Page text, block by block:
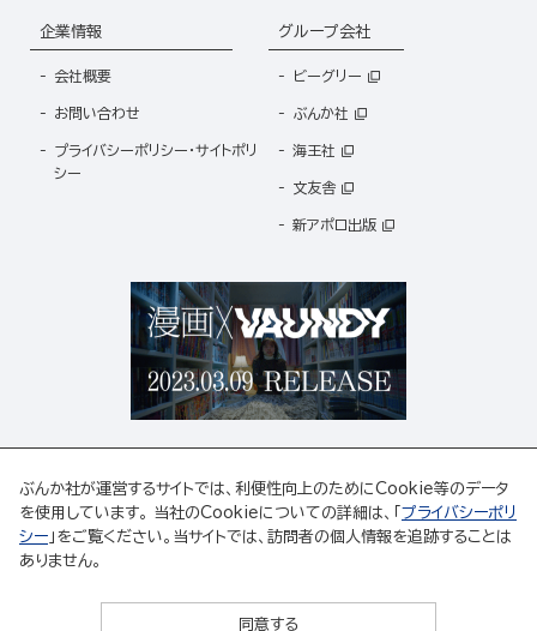
企業情報
会社概要
お問い合わせ
プライバシーポリシー・サイトポリ
シー
グループ会社
ビーグリー
ぶんか社
海王社
文友舎
新アポロ出版
ABJマークは、この電子書店・電子書籍配信サービスが、著作権者からコンテンツ使用許諾を
得た正規版配信サービスであることを示す登録商標(登録番号 第6091713号)です。
https://aebs.or.jp/
ぶんか社が運営するサイトでは、利便性向上のためにCookie等のデータ
を使用しています。 当社のCookieについての詳細は、「 プライバシーポリ
シー 」をご覧ください。当サイトでは、訪問者の個人情報を追跡することは
ありません。
同意する